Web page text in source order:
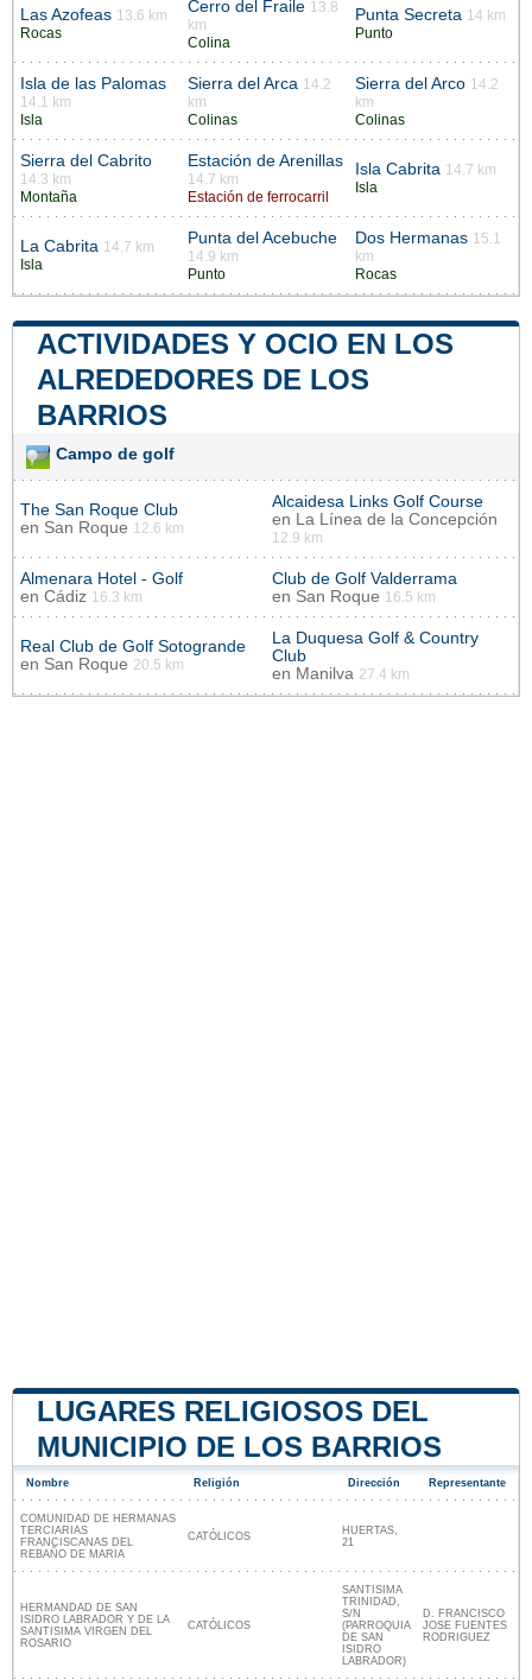
Las Azofeas 13.6 km
Rocas
Cerro del Fraile 13.8
km
Colina
Punta Secreta 14 km
Punto
Isla de las Palomas
14.1 km
Isla
Sierra del Arca 14.2
km
Colinas
Sierra del Arco 14.2
km
Colinas
Sierra del Cabrito
14.3 km
Montaña
Estación de Arenillas
14.7 km
Estación de ferrocarril
Isla Cabrita 14.7 km
Isla
La Cabrita 14.7 km
Isla
Punta del Acebuche
14.9 km
Punto
Dos Hermanas 15.1
km
Rocas
ACTIVIDADES Y OCIO EN LOS
ALREDEDORES DE LOS
BARRIOS
Campo de golf
The San Roque Club
en San Roque 12.6 km
Alcaidesa Links Golf Course
en La Línea de la Concepción
12.9 km
Almenara Hotel - Golf
en Cádiz 16.3 km
Club de Golf Valderrama
en San Roque 16.5 km
Real Club de Golf Sotogrande
en San Roque 20.5 km
La Duquesa Golf & Country
Club
en Manilva 27.4 km
LUGARES RELIGIOSOS DEL
MUNICIPIO DE LOS BARRIOS
Nombre Religión Dirección Representante
COMUNIDAD DE HERMANAS
TERCIARIAS
FRANCISCANAS DEL
REBAÑO DE MARIA
CATÓLICOS
HUERTAS,
21
HERMANDAD DE SAN
ISIDRO LABRADOR Y DE LA
SANTISIMA VIRGEN DEL
ROSARIO
CATÓLICOS
SANTISIMA
TRINIDAD,
S/N
(PARROQUIA
DE SAN
ISIDRO
LABRADOR)
D. FRANCISCO
JOSE FUENTES
RODRIGUEZ